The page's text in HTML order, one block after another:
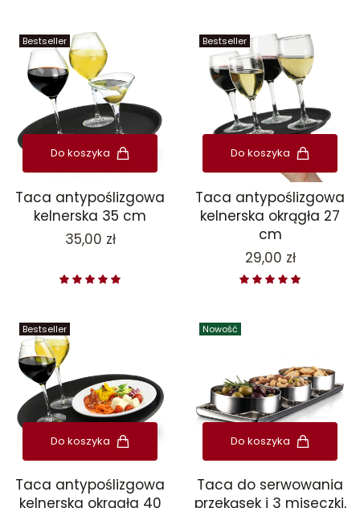
Bestseller
Do koszyka
Taca antypoślizgowa
kelnerska 35 cm
Cena
35,00 zł
Bestseller
Do koszyka
Taca antypoślizgowa
kelnerska okrągła 27
cm
Cena
29,00 zł
Bestseller
Do koszyka
Taca antypoślizgowa
kelnerska okrągła 40
Nowość
Do koszyka
Taca do serwowania
przekąsek i 3 miseczki,